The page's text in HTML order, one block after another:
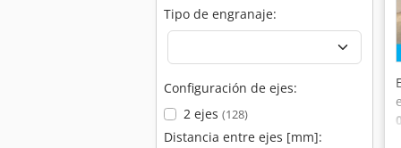
Tipo de engranaje:
Configuración de ejes:
2 ejes (128)
Distancia entre ejes [mm]: